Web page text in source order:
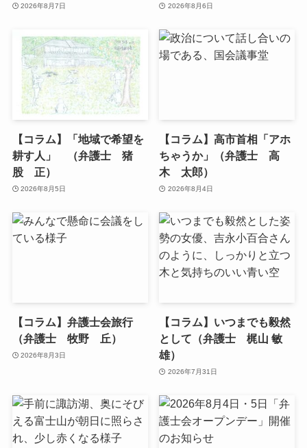
2026年8月7日 2026年8月6日
【コラム】「地域で希望を
耕す人」 （弁護士 猪
股 正）
2026年8月5日
【コラム】高市首相「アホ
ちゃうか」（弁護士 高
木 太郎）
2026年8月4日
【コラム】弁護士会旅行
（弁護士 牧野 丘）
2026年8月3日
【コラム】いつまでも毅然
として（弁護士 梶山 敏
雄）
2026年7月31日